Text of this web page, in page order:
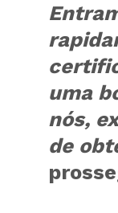
uma
nós,
de